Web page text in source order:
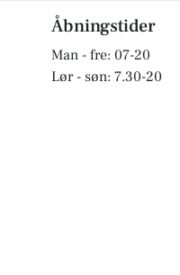
Åbningstider
Man - fre: 07-20
Lør - søn: 7.30-20